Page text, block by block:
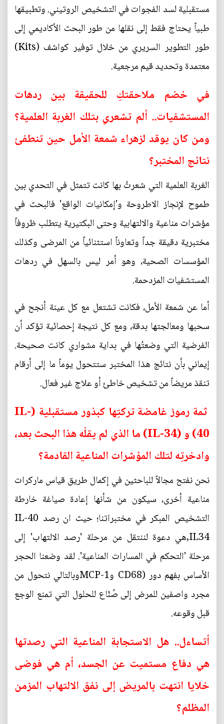
مستقبلية لسد الفجوات في التشخيص الروتيني. وتطبيقها
طبياً يحتاج فقط إلى نقلها من طور البحث الأكاديمي إلى
طور التطوير السريري من خلال توفير كواشف (Kits)
معتمدة وتحديد قيم مرجعية.
في خضم ملاحقتكِ للحقيقة بين ردهات
المستشفيات.. ألم تشعري بتلك الغربة العلمية؟
ومن كان يوقد لزهراء شمعة الأمل حين تنطفئ
نتائج المختبر؟
الغربة العلمية التي شعرتُ بها كانت تتمثل في التحدي بين
طموح لإنجاز الاطروحة و'إمكانيات الواقع' فالبحث في
مؤشرات مناعية والالتهابية وحتى البكتيرية يتطلب ظروفاً
مختبرية دقيقة جداً وتعاوناً استثنائياً من المرضى وكذلك
المؤسسات الصحية، وهو أمر ليس بالسهل في ردهات
المستشفيات المزدحمة.
أما عن شمعة الأمل، فكانت تشتعل مع كل عينة أنجح في
سحبها ومعالجتها بدقة، ومع كل نتيجة إحصائية تؤكد أن
الفرضية التي وضعتُها في بداية مشواري كانت صحيحة.
إيماني بأن نتائج هذا المختبر ستتحول يوماً ما إلى أرقام
تنقذ مريضاً من تشخيص خاطئ أو علاج غير فعال.
ثمة رموز غامضة تركتِها كبذور مستقبلية (IL-
40) و (IL-34) ما الذي لم يقلْه هذا البحث بعد،
وادخرتِه لتلك المؤشرات المناعية القادمة؟
نحن نفتح مجالاً للباحثين في إكمال طريق قياس ماركرات
مناعية أخرى، سيكون من شأنها إعادة صياغة خارطة
التشخيص المبكر في مختبراتنا؛ حيث ان رصد IL-40
,IL34هي دعوة لننتقل من مرحلة 'رصد الالتهاب' إلى
مرحلة 'التحكم في المسارات المناعية'. لقد وضعنا الحجر
الأساس بفهم دور (CD68 وMCP-1وبالتالي نتحول من
مجرد واصفين للمرض إلى صُنّاع للحلول التي تمنع الوجع
قبل وقوعه.
أتساءل.. هل الاستجابة المناعية التي رصدتها
هي دفاع مستميت عن الجسد، أم هي فوضى
خلايا انتهت بالمريض إلى نفق الالتهاب المزمن
المظلم؟